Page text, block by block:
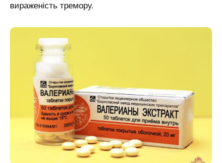
вираженість тремору.